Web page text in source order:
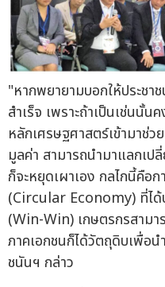
"หากพยายามบอกให้ประชา
สำเร็จ เพราะถ้าเป็นเช่นนั้น
หลักเศรษฐศาสตร์เข้ามาช่ว
มูลค่า สามารถนำมาแลกเป
ก็จะหยุดเผาเอง กลไกนี้คือ
(Circular Economy) ที่ได้
(Win-Win) เกษตรกรสาม
ภาคเอกชนก็ได้วัตถุดิบเพื่อน
ชนันฯ กล่าว